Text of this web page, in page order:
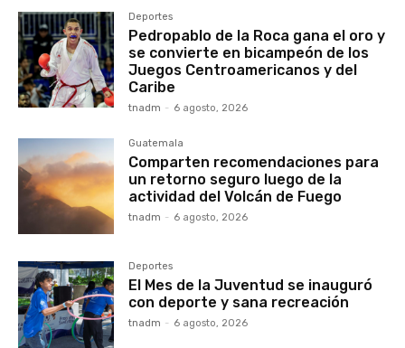
Deportes
Pedropablo de la Roca gana el oro y
se convierte en bicampeón de los
Juegos Centroamericanos y del
Caribe
tnadm - 6 agosto, 2026
Guatemala
Comparten recomendaciones para
un retorno seguro luego de la
actividad del Volcán de Fuego
tnadm - 6 agosto, 2026
Deportes
El Mes de la Juventud se inauguró
con deporte y sana recreación
tnadm - 6 agosto, 2026